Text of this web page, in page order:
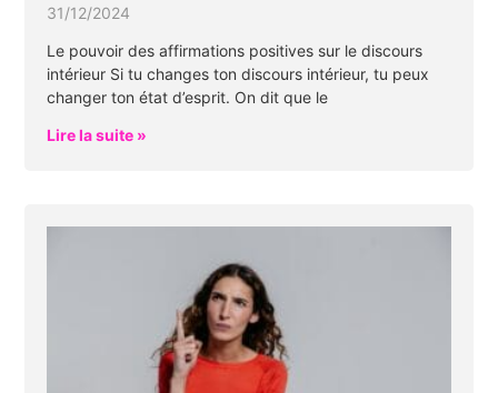
31/12/2024
Le pouvoir des affirmations positives sur le discours
intérieur Si tu changes ton discours intérieur, tu peux
changer ton état d’esprit. On dit que le
Lire la suite »